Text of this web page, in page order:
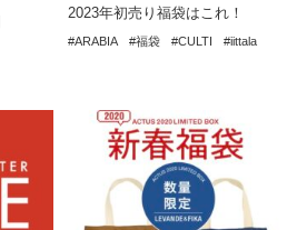
2023年初売り福袋はこれ！
ARABIA 福袋 CULTI iittala